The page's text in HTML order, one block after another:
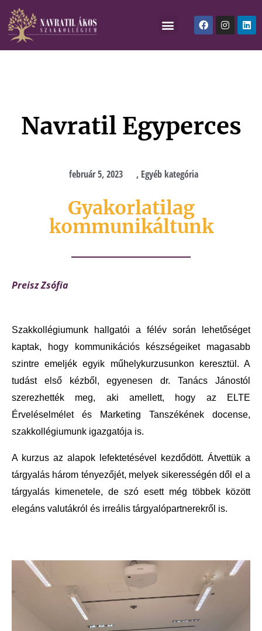
Navratil Egyperces
február 5, 2023 , Egyéb kategória
Gyakorlatilag
kommunikáltunk
Preisz Zsófia
Szakkollégiumunk hallgatói a félév során lehetőséget
kaptak, hogy kommunikációs készségeiket magasabb
szintre emeljék egyik műhelykurzusunkon keresztül. A
tudást első kézből, egyenesen dr. Tanács Jánostól
szerezhették meg, aki amellett, hogy az ELTE
Érveléselmélet és Marketing Tanszékének docense,
szakkollégiumunk igazgatója is.
A kurzus az alapok lefektetésével kezdődött. Átvettük a
tárgyalás három tényezőjét, melyek sikerességén dől el a
tárgyalás kimenetele, de szó esett még többek között
elegáns valutákról és irreális tárgyalópartnerekről is.